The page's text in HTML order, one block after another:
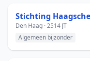
Stichting
Den Haag · 2514 JT
Algemeen bijzonder